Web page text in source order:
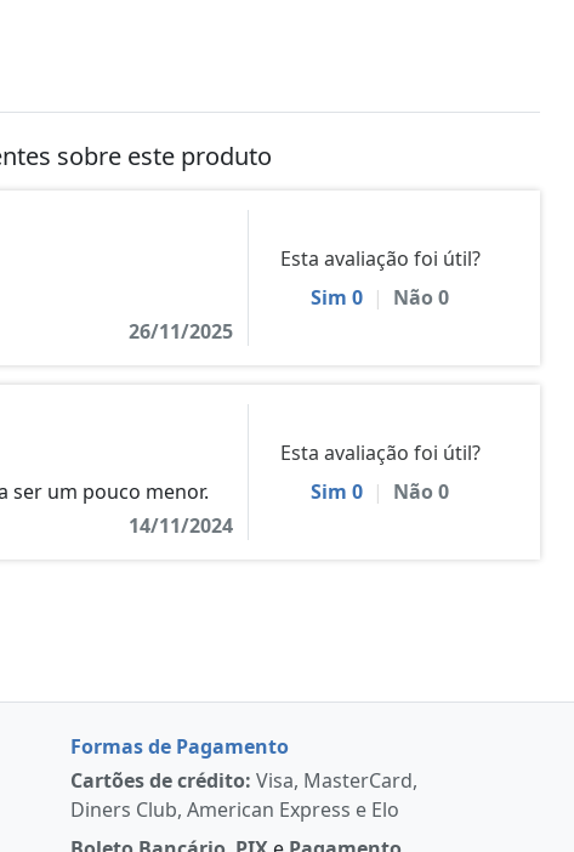
sobre este produto
26/11/2025
Esta avaliação foi útil?
Sim 0 | Não0
ser um pouco menor.
14/11/2024
Esta avaliação foi útil?
Sim 0 | Não0
Formas de Pagamento
Cartões de crédito: Visa, MasterCard,
Diners Club, American Express e Elo